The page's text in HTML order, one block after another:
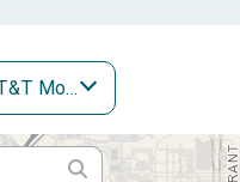
AT&T Mobility